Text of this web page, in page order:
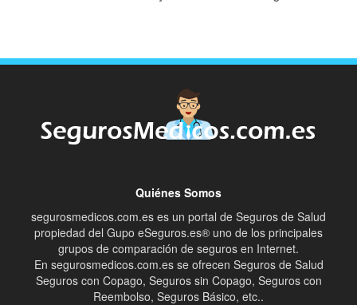
Quiénes Somos
segurosmedicos.com.es es un portal de Seguros de Salud
propiedad del Gupo eSeguros.es® uno de los principales
grupos de comparación de seguros en Internet.
En segurosmedicos.com.es se ofrecen Seguros de Salud
Seguros con Copago, Seguros sin Copago, Seguros con
Reembolso, Seguros Básico, etc..